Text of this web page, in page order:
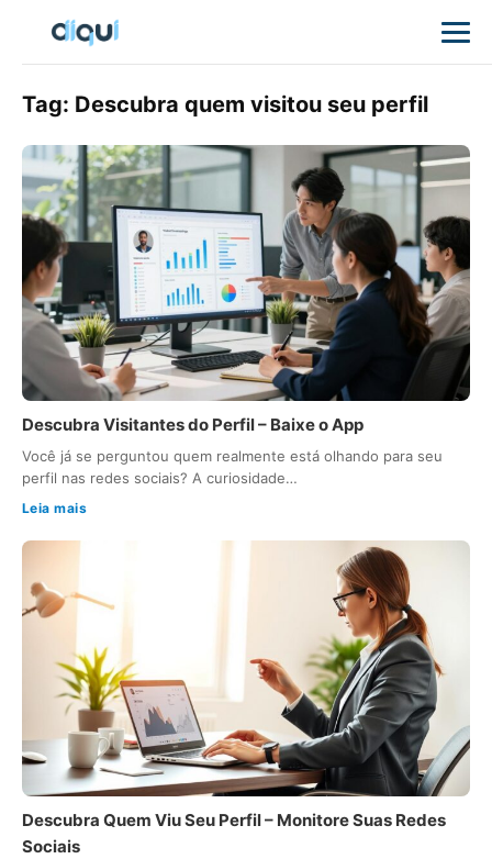
Tag: Descubra quem visitou seu perfil
Descubra Visitantes do Perfil – Baixe o App
Você já se perguntou quem realmente está olhando para seu
perfil nas redes sociais? A curiosidade…
Leia mais
Descubra Quem Viu Seu Perfil – Monitore Suas Redes
Sociais